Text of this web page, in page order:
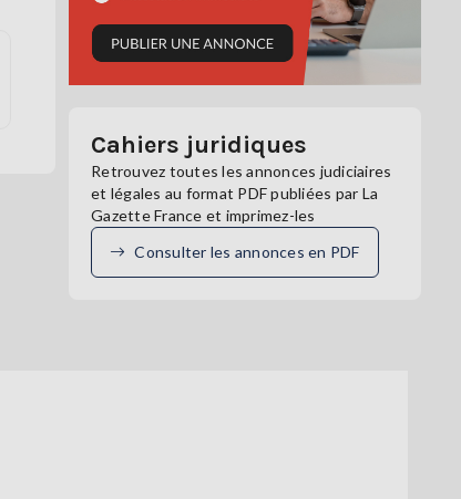
Cahiers juridiques
Retrouvez toutes les annonces judiciaires
et légales au format PDF publiées par La
Gazette France et imprimez-les
Consulter les annonces en PDF